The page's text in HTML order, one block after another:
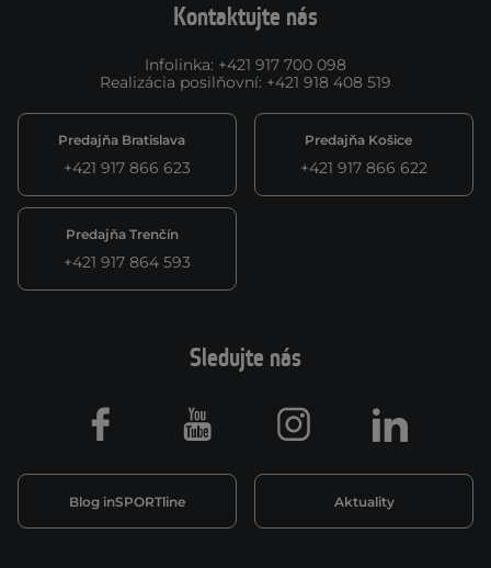
Kontaktujte nás
Infolinka: +421 917 700 098
Realizácia posilňovní: +421 918 408 519
Predajňa Bratislava
+421 917 866 623
Predajňa Košice
+421 917 866 622
Predajňa Trenčín
+421 917 864 593
Sledujte nás
Blog inSPORTline Aktuality
Facebook Youtube Instagram LinkedIn